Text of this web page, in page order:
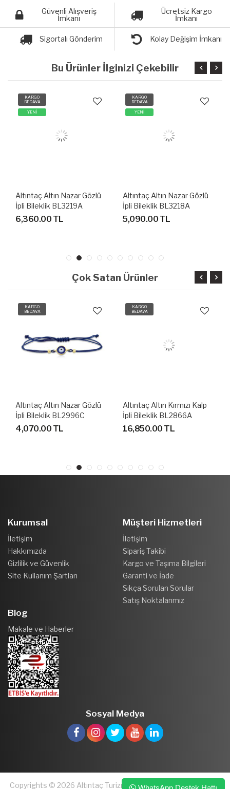
Güvenli Alışveriş
İmkanı
Ücretsiz Kargo
İmkanı
Sigortalı Gönderim Kolay Değişim İmkanı
Bu Ürünler İlginizi Çekebilir
KARGO
BEDAVA
YENİ
Altıntaç Altın Nazar Gözlü
İpli Bileklik BL3219A
6,360.00 TL
KARGO
BEDAVA
YENİ
Altıntaç Altın Nazar Gözlü
İpli Bileklik BL3218A
5,090.00 TL
Çok Satan Ürünler
KARGO
BEDAVA
Altıntaç Altın Nazar Gözlü
İpli Bileklik BL2996C
4,070.00 TL
KARGO
BEDAVA
Altıntaç Altın Kırmızı Kalp
İpli Bileklik BL2866A
16,850.00 TL
Kurumsal
İletişim
Hakkımızda
Gizlilik ve Güvenlik
Site Kullanım Şartları
Müşteri Hizmetleri
İletişim
Sipariş Takibi
Kargo ve Taşıma Bilgileri
Garanti ve İade
Sıkça Sorulan Sorular
Satış Noktalarımız
Blog
Makale ve Haberler
Sosyal Medya
Copyrights © 2026 Altıntaç Turizm ve Kuyumculuk San. ve Tic.